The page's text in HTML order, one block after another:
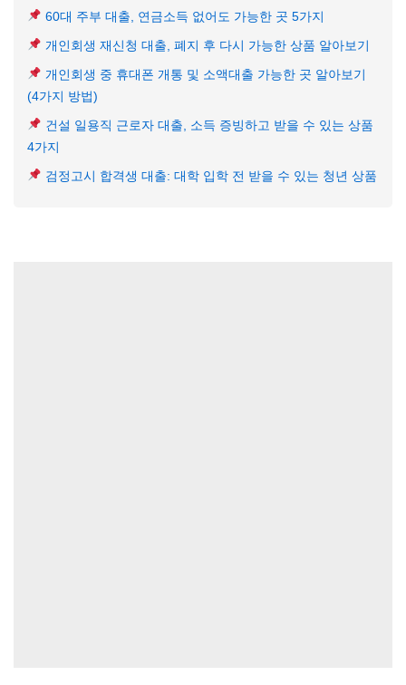
60대 주부 대출, 연금소득 없어도 가능한 곳 5가지
개인회생 재신청 대출, 폐지 후 다시 가능한 상품 알아보기
개인회생 중 휴대폰 개통 및 소액대출 가능한 곳 알아보기
(4가지 방법)
건설 일용직 근로자 대출, 소득 증빙하고 받을 수 있는 상품
4가지
검정고시 합격생 대출: 대학 입학 전 받을 수 있는 청년 상품